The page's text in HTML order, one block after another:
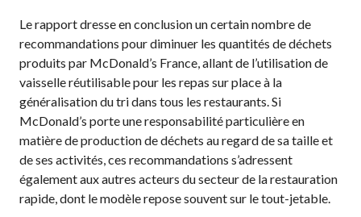
Le rapport dresse en conclusion un certain nombre de
recommandations pour diminuer les quantités de déchets
produits par McDonald’s France, allant de l’utilisation de
vaisselle réutilisable pour les repas sur place à la
généralisation du tri dans tous les restaurants. Si
McDonald’s porte une responsabilité particulière en
matière de production de déchets au regard de sa taille et
de ses activités, ces recommandations s’adressent
également aux autres acteurs du secteur de la restauration
rapide, dont le modèle repose souvent sur le tout-jetable.